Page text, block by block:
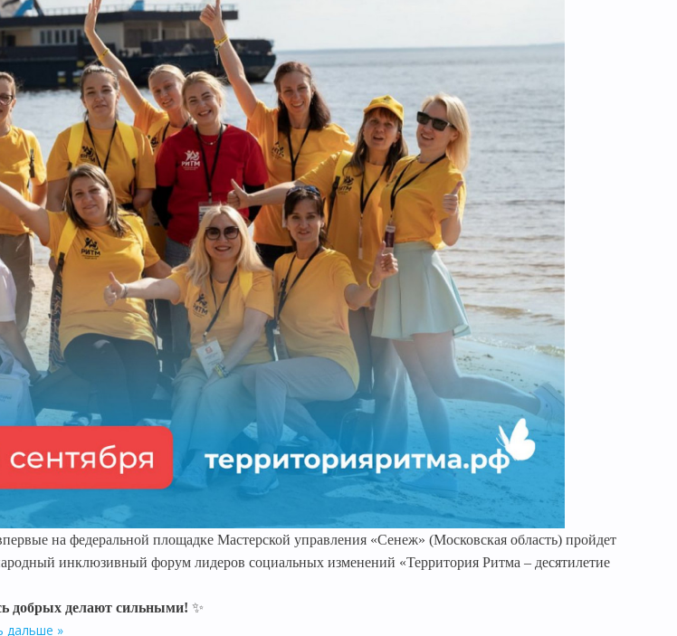
на федеральной площадке Мастерской управления «Сенеж» (Московская область) пройдет
инклюзивный форум лидеров социальных изменений «Территория Ритма – десятилетие
добрых делают сильными! ✨
дальше »